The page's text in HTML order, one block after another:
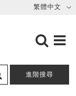
進階搜尋